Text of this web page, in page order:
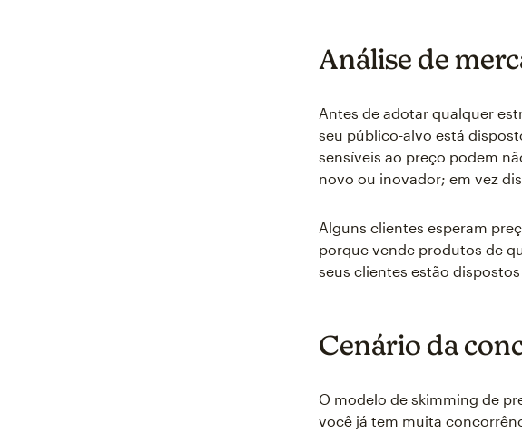
Análise de
Antes de adotar qualquer
seu público-alvo está
sensíveis ao preço podem
novo ou inovador; em vez
Alguns clientes esperam
porque vende produtos de
seus clientes estão
Cenário da
O modelo de skimming de
você já tem muita